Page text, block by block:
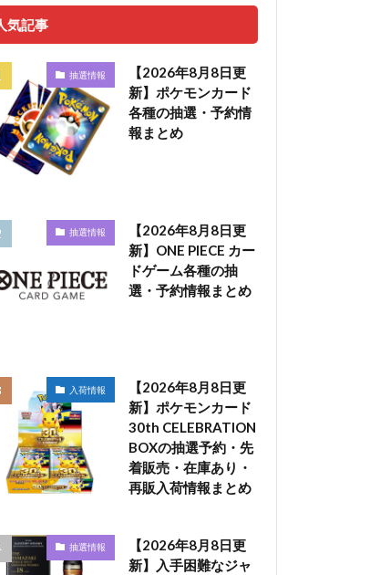
気記事
抽選情報
【2026年8月8日更
新】ポケモンカード
各種の抽選・予約情
報まとめ
抽選情報
【2026年8月8日更
新】ONE PIECE カー
ドゲーム各種の抽
選・予約情報まとめ
入荷情報
【2026年8月8日更
新】ポケモンカード
30th CELEBRATION
BOXの抽選予約・先
着販売・在庫あり・
再販入荷情報まとめ
抽選情報
【2026年8月8日更
新】入手困難なジャ